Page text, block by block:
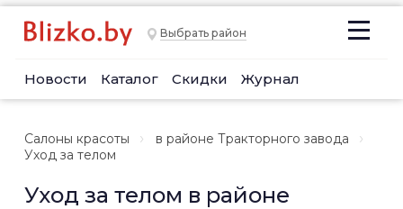
Выбрать район
Новости Каталог Скидки Журнал
Салоны красоты
в районе Тракторного завода
Уход за телом
Уход за телом в районе